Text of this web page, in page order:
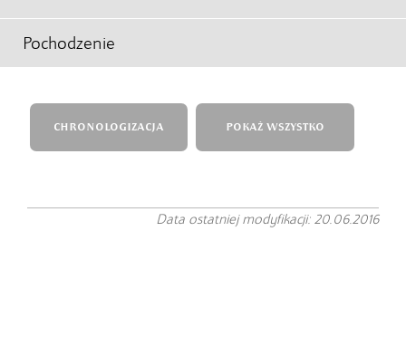
Pochodzenie
CHRONOLOGIZACJA POKAŻ WSZYSTKO
Data ostatniej modyfikacji: 20.06.2016